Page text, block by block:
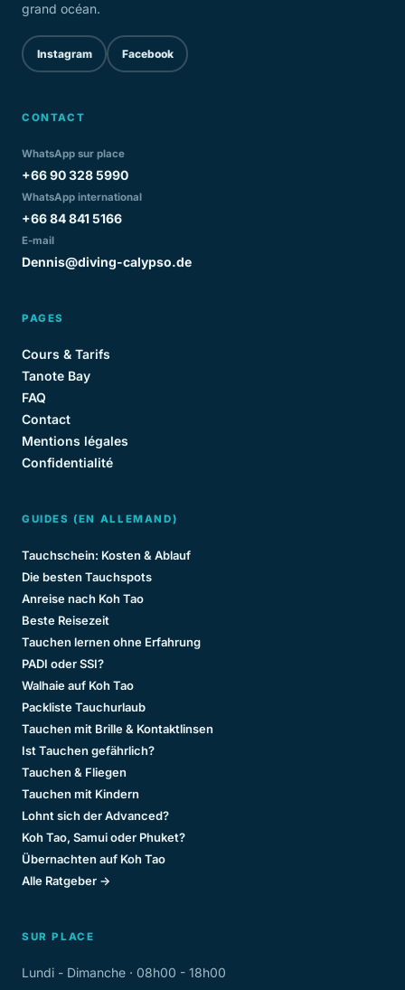
grand océan.
Instagram Facebook
CONTACT
WhatsApp sur place
+66 90 328 5990
WhatsApp international
+66 84 841 5166
E-mail
Dennis@diving-calypso.de
PAGES
Cours & Tarifs
Tanote Bay
FAQ
Contact
Mentions légales
Confidentialité
GUIDES (EN ALLEMAND)
Tauchschein: Kosten & Ablauf
Die besten Tauchspots
Anreise nach Koh Tao
Beste Reisezeit
Tauchen lernen ohne Erfahrung
PADI oder SSI?
Walhaie auf Koh Tao
Packliste Tauchurlaub
Tauchen mit Brille & Kontaktlinsen
Ist Tauchen gefährlich?
Tauchen & Fliegen
Tauchen mit Kindern
Lohnt sich der Advanced?
Koh Tao, Samui oder Phuket?
Übernachten auf Koh Tao
Alle Ratgeber →
SUR PLACE
Lundi - Dimanche · 08h00 - 18h00